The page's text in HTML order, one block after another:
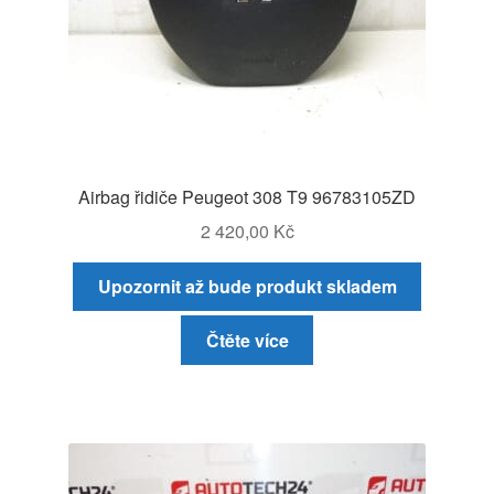
Airbag řidiče Peugeot 308 T9 96783105ZD
2 420,00 Kč
Upozornit až bude produkt skladem
Čtěte více